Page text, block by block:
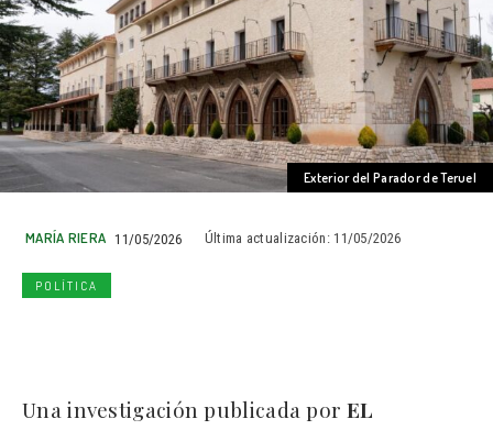
Exterior del Parador de Teruel
MARÍA RIERA 11/05/2026 Última actualización: 11/05/2026
POLÍTICA
Una investigación publicada por EL